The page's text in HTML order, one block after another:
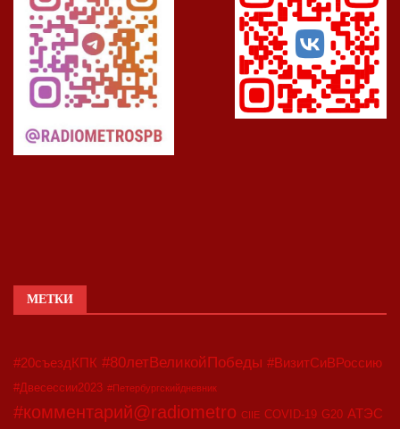
МЕТКИ
#20съездКПК #80летВеликойПобеды #ВизитСиВРоссию
#Двесессии2023 #Петербургскийдневник
#комментарий@radiometro CIIE COVID-19 G20 АТЭС